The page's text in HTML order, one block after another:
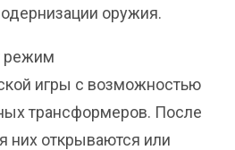
оружия.
режим
игры с возможностью
трансформеров. После
них открываются или